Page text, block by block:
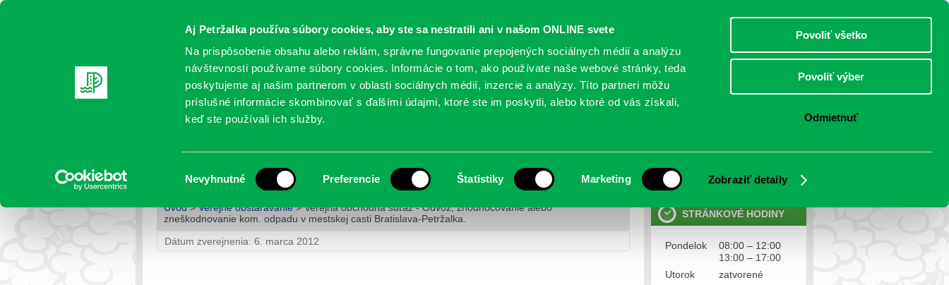
Aj Petržalka používa súbory cookies, aby ste sa nestratili ani v našom ONLINE svete
Na prispôsobenie obsahu alebo reklám, správne fungovanie prepojených sociálnych médií a analýzu
návštevnosti používame súbory cookies. Informácie o tom, ako používate naše webové stránky, teda
poskytujeme aj našim partnerom v oblasti sociálnych médií, inzercie a analýzy. Títo partneri môžu
príslušné informácie skombinovať s ďalšími údajmi, ktoré ste im poskytli, alebo ktoré od vás získali,
keď ste používali ich služby.
súhlasu
Nevyhnutné Preferencie Štatistiky Marketing Zobraziť detaily
Povoliť všetko
Povoliť výber
Odmietnuť
Oficiálne stránky
PETRŽALSKÉ KONTO
AKTUALITY SAMOSPRÁVA ORGANIZÁCIE OBLASTI NOVINY MAPY TLAČIVÁ KONTAKTY
Ochrana osobných údajov
STRÁNKOVÉ HODINY
Pondelok
08:00 – 12:00
13:00 – 17:00
Utorok
zatvorené
Verejná obchodná súťaž – Odvoz, zhodnocovanie alebo zneškodnovanie
kom. odpadu v mestskej casti Bratislava-Petržalka.
Úvod>Verejné obstarávanie> Verejná obchodná súťaž - Odvoz, zhodnocovanie alebo
zneškodnovanie kom. odpadu v mestskej casti Bratislava-Petržalka.
Dátum zverejnenia: 6. marca 2012